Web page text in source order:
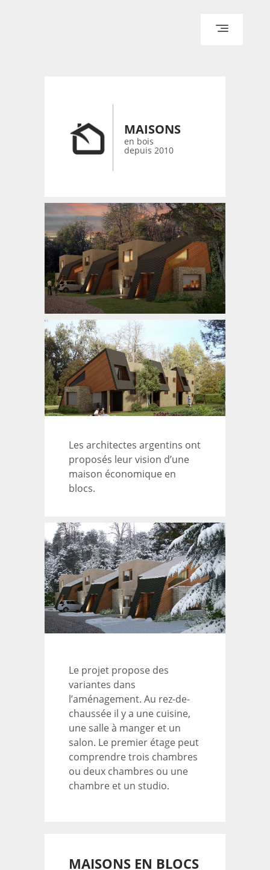
RÉALISATIONS ARCHPOINT
MAISONS
en bois
depuis 2010
Les architectes argentins ont
proposés leur vision d’une
maison économique en
blocs.
Le projet propose des
variantes dans
l’aménagement. Au rez-de-
chaussée il y a une cuisine,
une salle à manger et un
salon. Le premier étage peut
comprendre trois chambres
ou deux chambres ou une
chambre et un studio.
MAISONS EN BLOCS